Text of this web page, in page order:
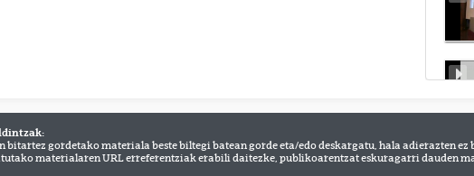
bitartez gordetako materiala beste biltegi batean gorde eta/edo deskargatu, hala adierazten ez
materialaren URL erreferentziak erabili daitezke, publikoarentzat eskuragarri dauden